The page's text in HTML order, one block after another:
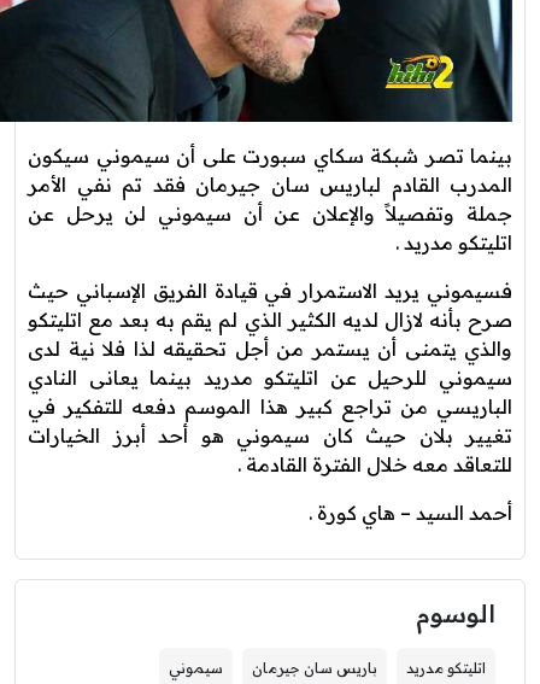
بينما تصر شبكة سكاي سبورت على أن سيموني سيكون
المدرب القادم لباريس سان جيرمان فقد تم نفي الأمر
جملة وتفصيلاً والإعلان عن أن سيموني لن يرحل عن
اتليتكو مدريد .
فسيموني يريد الاستمرار في قيادة الفريق الإسباني حيث
صرح بأنه لازال لديه الكثير الذي لم يقم به بعد مع اتليتكو
والذي يتمنى أن يستمر من أجل تحقيقه لذا فلا نية لدى
سيموني للرحيل عن اتليتكو مدريد بينما يعانى النادي
الباريسي من تراجع كبير هذا الموسم دفعه للتفكير في
تغيير بلان حيث كان سيموني هو أحد أبرز الخيارات
للتعاقد معه خلال الفترة القادمة .
أحمد السيد – هاي كورة .
الوسوم
اتليتكو مدريد باريس سان جيرمان سيموني